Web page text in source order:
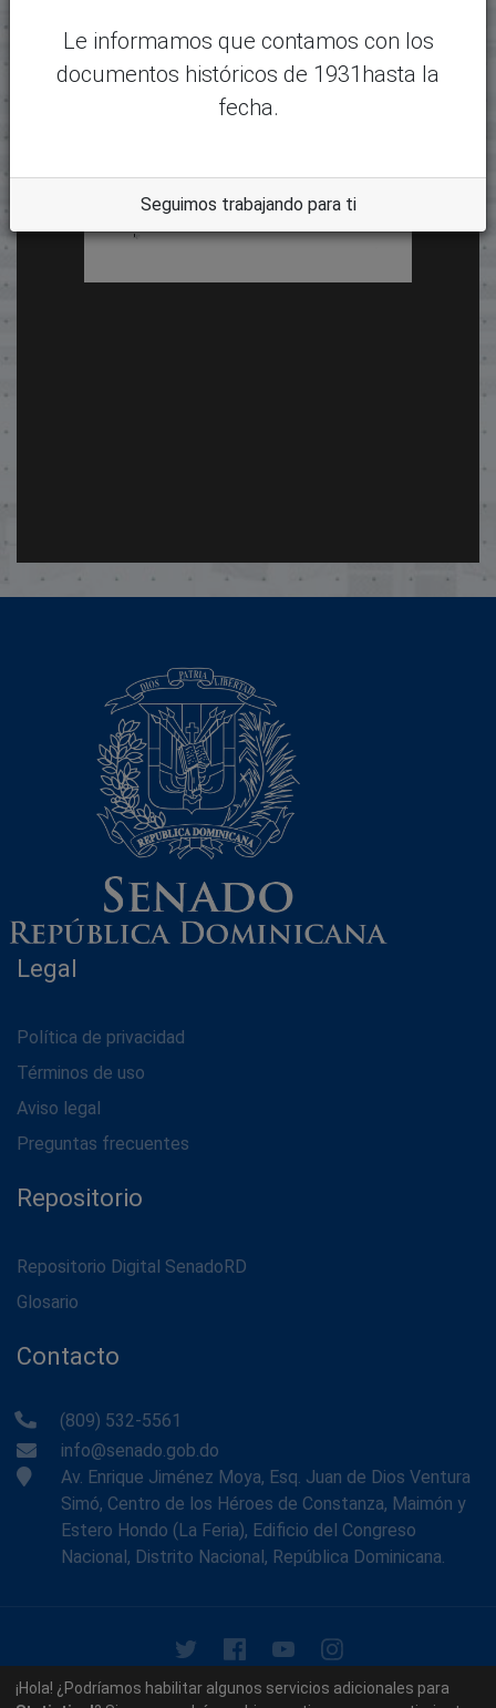
Legal
Política de privacidad
Términos de uso
Aviso legal
Preguntas frecuentes
Repositorio
Repositorio Digital SenadoRD
Glosario
Contacto
(809) 532-5561
info@senado.gob.do
Av. Enrique Jiménez Moya, Esq. Juan de Dios Ventura
Simó, Centro de los Héroes de Constanza, Maimón y
Estero Hondo (La Feria), Edificio del Congreso
Nacional, Distrito Nacional, República Dominicana.
© 2026 - Memoria Histórica del Senado de la República
Le informamos que contamos con los
documentos históricos de 1931hasta la
fecha.
Seguimos trabajando para ti
¡Hola! ¿Podríamos habilitar algunos servicios adicionales para